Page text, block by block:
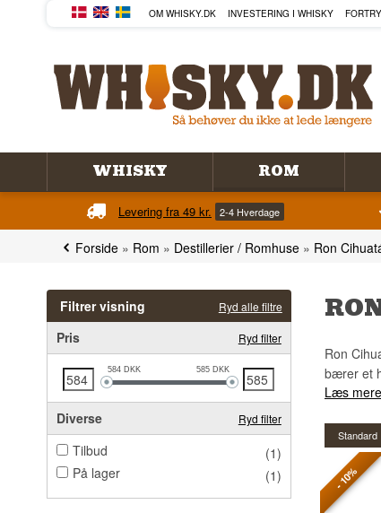
OM WHISKY.DK INVESTERING I WHISKY
WHISKY ROM
Levering fra 49 kr. 2-4 Hverdage
Forside » Rom » Destillerier / Romhuse » Ron
Filtrer visning Ryd alle filtre
Pris Ryd filter
584 DKK 585 DKK
Diverse Ryd filter
Tilbud
(1)
På lager
(1)
Ron
bærer et
Læs mere
Standard
- 10%